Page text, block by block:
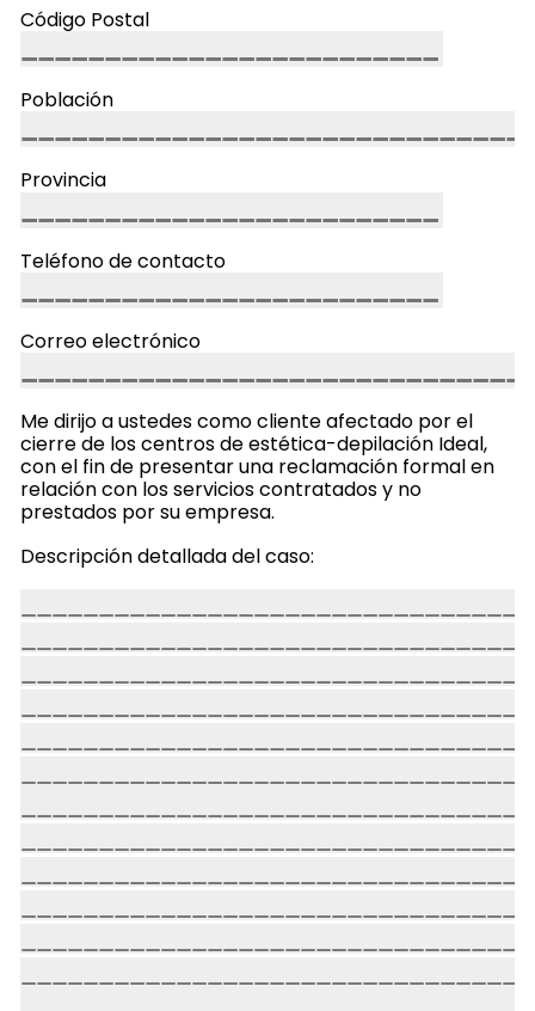
Código Postal
Población
Provincia
Teléfono de contacto
Correo electrónico
Me dirijo a ustedes como cliente afectado por el
cierre de los centros de estética-depilación Ideal,
con el fin de presentar una reclamación formal en
relación con los servicios contratados y no
prestados por su empresa.
Descripción detallada del caso: